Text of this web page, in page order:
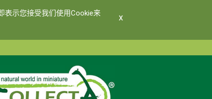
表示您接受我们使用Cookie来
x